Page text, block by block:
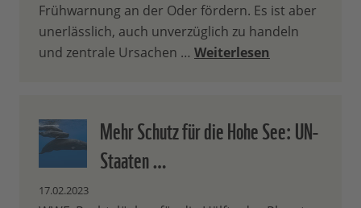
Frühwarnung an der Oder fördern. Es ist aber
unerlässlich, auch unverzüglich zu handeln
und zentrale Ursachen … Weiterlesen
Mehr Schutz für die Hohe See: UN-
Staaten …
17.02.2023